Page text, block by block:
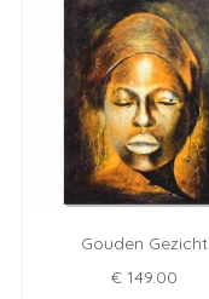
Gouden Gezicht
€ 149.00